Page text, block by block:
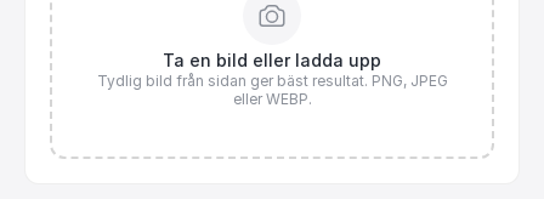
Ta en bild eller ladda upp
Tydlig bild från sidan ger bäst resultat. PNG, JPEG
eller WEBP.